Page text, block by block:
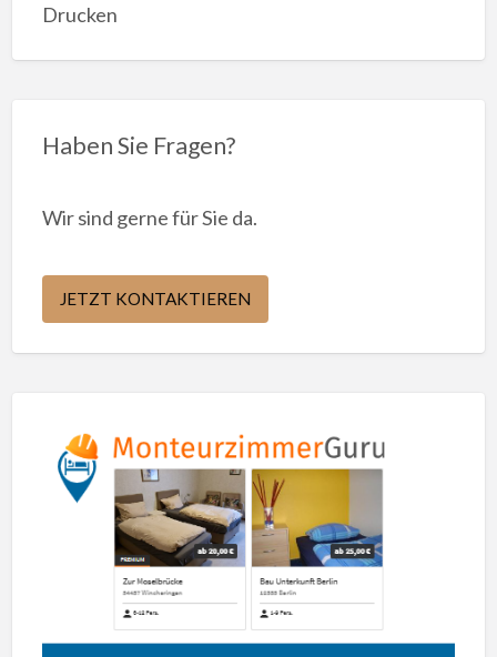
Drucken
Haben Sie Fragen?
Wir sind gerne für Sie da.
JETZT KONTAKTIEREN